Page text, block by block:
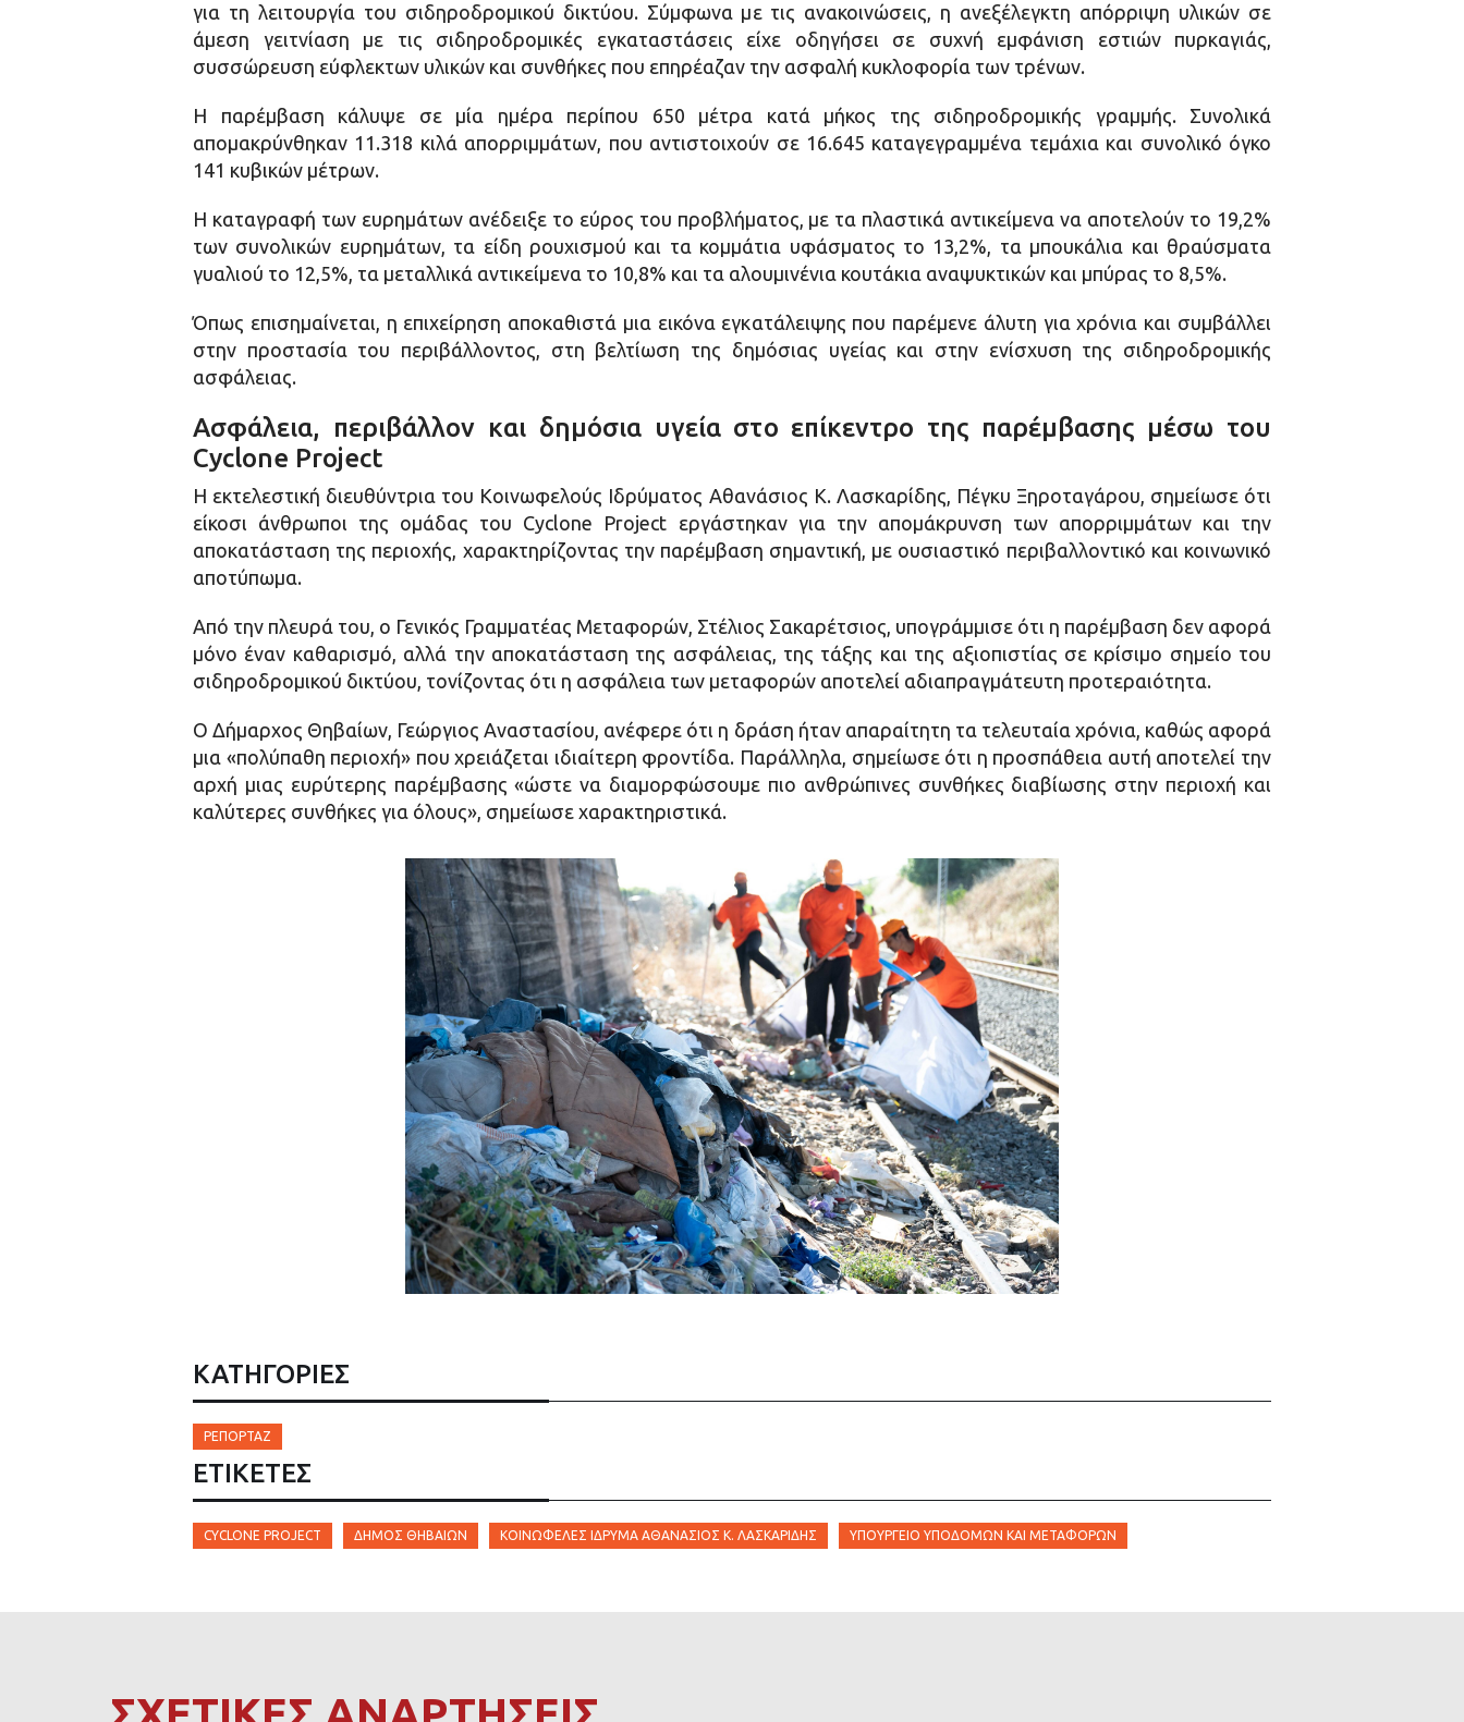
για τη λειτουργία του σιδηροδρομικού δικτύου. Σύμφωνα με τις ανακοινώσεις, η ανεξέλεγκτη απόρριψη υλικών σε
άμεση γειτνίαση με τις σιδηροδρομικές εγκαταστάσεις είχε οδηγήσει σε συχνή εμφάνιση εστιών πυρκαγιάς,
συσσώρευση εύφλεκτων υλικών και συνθήκες που επηρέαζαν την ασφαλή κυκλοφορία των τρένων.
Η παρέμβαση κάλυψε σε μία ημέρα περίπου 650 μέτρα κατά μήκος της σιδηροδρομικής γραμμής. Συνολικά
απομακρύνθηκαν 11.318 κιλά απορριμμάτων, που αντιστοιχούν σε 16.645 καταγεγραμμένα τεμάχια και συνολικό όγκο
141 κυβικών μέτρων.
Η καταγραφή των ευρημάτων ανέδειξε το εύρος του προβλήματος, με τα πλαστικά αντικείμενα να αποτελούν το 19,2%
των συνολικών ευρημάτων, τα είδη ρουχισμού και τα κομμάτια υφάσματος το 13,2%, τα μπουκάλια και θραύσματα
γυαλιού το 12,5%, τα μεταλλικά αντικείμενα το 10,8% και τα αλουμινένια κουτάκια αναψυκτικών και μπύρας το 8,5%.
Όπως επισημαίνεται, η επιχείρηση αποκαθιστά μια εικόνα εγκατάλειψης που παρέμενε άλυτη για χρόνια και συμβάλλει
στην προστασία του περιβάλλοντος, στη βελτίωση της δημόσιας υγείας και στην ενίσχυση της σιδηροδρομικής
ασφάλειας.
Ασφάλεια, περιβάλλον και δημόσια υγεία στο επίκεντρο της παρέμβασης μέσω του
Cyclone Project
Η εκτελεστική διευθύντρια του Κοινωφελούς Ιδρύματος Αθανάσιος Κ. Λασκαρίδης, Πέγκυ Ξηροταγάρου, σημείωσε ότι
είκοσι άνθρωποι της ομάδας του Cyclone Project εργάστηκαν για την απομάκρυνση των απορριμμάτων και την
αποκατάσταση της περιοχής, χαρακτηρίζοντας την παρέμβαση σημαντική, με ουσιαστικό περιβαλλοντικό και κοινωνικό
αποτύπωμα.
Από την πλευρά του, ο Γενικός Γραμματέας Μεταφορών, Στέλιος Σακαρέτσιος, υπογράμμισε ότι η παρέμβαση δεν αφορά
μόνο έναν καθαρισμό, αλλά την αποκατάσταση της ασφάλειας, της τάξης και της αξιοπιστίας σε κρίσιμο σημείο του
σιδηροδρομικού δικτύου, τονίζοντας ότι η ασφάλεια των μεταφορών αποτελεί αδιαπραγμάτευτη προτεραιότητα.
Ο Δήμαρχος Θηβαίων, Γεώργιος Αναστασίου, ανέφερε ότι η δράση ήταν απαραίτητη τα τελευταία χρόνια, καθώς αφορά
μια «πολύπαθη περιοχή» που χρειάζεται ιδιαίτερη φροντίδα. Παράλληλα, σημείωσε ότι η προσπάθεια αυτή αποτελεί την
αρχή μιας ευρύτερης παρέμβασης «ώστε να διαμορφώσουμε πιο ανθρώπινες συνθήκες διαβίωσης στην περιοχή και
καλύτερες συνθήκες για όλους», σημείωσε χαρακτηριστικά.
ΚΑΤΗΓΟΡΙΕΣ
ΡΕΠΟΡΤΆΖ
ΕΤΙΚΈΤΕΣ
CYCLONE PROJECT ΔΉΜΟΣ ΘΗΒΑΊΩΝ ΚΟΙΝΩΦΕΛΈΣ ΊΔΡΥΜΑ ΑΘΑΝΆΣΙΟΣ Κ. ΛΑΣΚΑΡΊΔΗΣ ΥΠΟΥΡΓΕΊΟ ΥΠΟΔΟΜΏΝ ΚΑΙ ΜΕΤΑΦΟΡΏΝ